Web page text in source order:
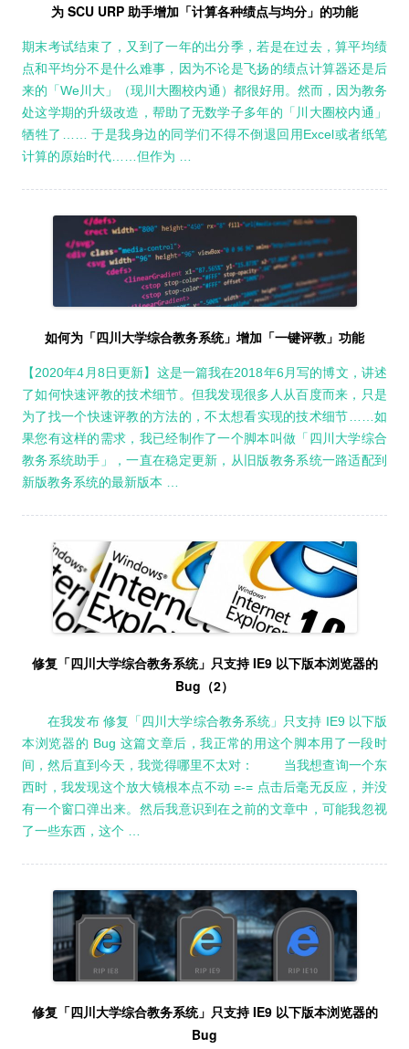
为 SCU URP 助手增加「计算各种绩点与均分」的功能
期末考试结束了，又到了一年的出分季，若是在过去，算平均绩
点和平均分不是什么难事，因为不论是飞扬的绩点计算器还是后
来的「We川大」（现川大圈校内通）都很好用。然而，因为教务
处这学期的升级改造，帮助了无数学子多年的「川大圈校内通」
牺牲了…… 于是我身边的同学们不得不倒退回用Excel或者纸笔
计算的原始时代……但作为 …
如何为「四川大学综合教务系统」增加「一键评教」功能
【2020年4月8日更新】这是一篇我在2018年6月写的博文，讲述
了如何快速评教的技术细节。但我发现很多人从百度而来，只是
为了找一个快速评教的方法的，不太想看实现的技术细节……如
果您有这样的需求，我已经制作了一个脚本叫做「四川大学综合
教务系统助手」，一直在稳定更新，从旧版教务系统一路适配到
新版教务系统的最新版本 …
修复「四川大学综合教务系统」只支持 IE9 以下版本浏览器的
Bug（2）
在我发布 修复「四川大学综合教务系统」只支持 IE9 以下版
本浏览器的 Bug 这篇文章后，我正常的用这个脚本用了一段时
间，然后直到今天，我觉得哪里不太对： 当我想查询一个东
西时，我发现这个放大镜根本点不动 =-= 点击后毫无反应，并没
有一个窗口弹出来。然后我意识到在之前的文章中，可能我忽视
了一些东西，这个 …
修复「四川大学综合教务系统」只支持 IE9 以下版本浏览器的
Bug